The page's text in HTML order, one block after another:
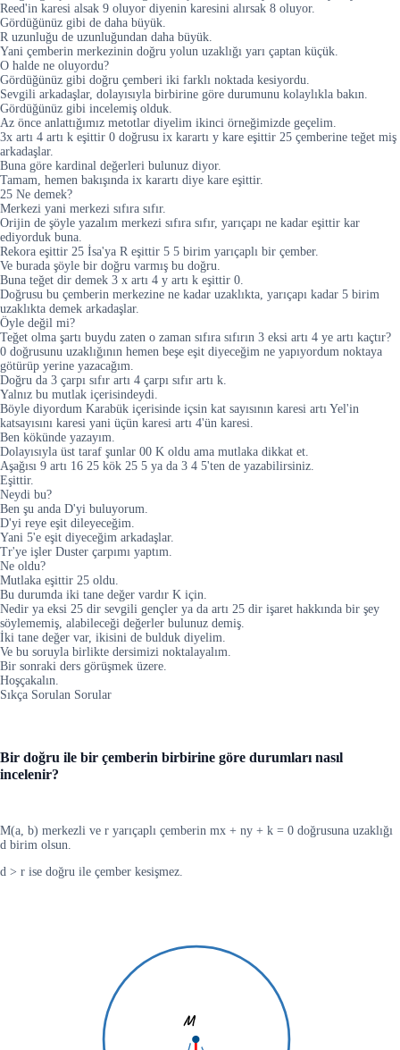
Reed'in karesi alsak 9 oluyor diyenin karesini alırsak 8 oluyor.
Gördüğünüz gibi de daha büyük.
R uzunluğu de uzunluğundan daha büyük.
Yani çemberin merkezinin doğru yolun uzaklığı yarı çaptan küçük.
O halde ne oluyordu?
Gördüğünüz gibi doğru çemberi iki farklı noktada kesiyordu.
Sevgili arkadaşlar, dolayısıyla birbirine göre durumunu kolaylıkla bakın.
Gördüğünüz gibi incelemiş olduk.
Az önce anlattığımız metotlar diyelim ikinci örneğimizde geçelim.
3x artı 4 artı k eşittir 0 doğrusu ix karartı y kare eşittir 25 çemberine teğet miş
arkadaşlar.
Buna göre kardinal değerleri bulunuz diyor.
Tamam, hemen bakışında ix karartı diye kare eşittir.
25 Ne demek?
Merkezi yani merkezi sıfıra sıfır.
Orijin de şöyle yazalım merkezi sıfıra sıfır, yarıçapı ne kadar eşittir kar
ediyorduk buna.
Rekora eşittir 25 İsa'ya R eşittir 5 5 birim yarıçaplı bir çember.
Ve burada şöyle bir doğru varmış bu doğru.
Buna teğet dir demek 3 x artı 4 y artı k eşittir 0.
Doğrusu bu çemberin merkezine ne kadar uzaklıkta, yarıçapı kadar 5 birim
uzaklıkta demek arkadaşlar.
Öyle değil mi?
Teğet olma şartı buydu zaten o zaman sıfıra sıfırın 3 eksi artı 4 ye artı kaçtır?
0 doğrusunu uzaklığının hemen beşe eşit diyeceğim ne yapıyordum noktaya
götürüp yerine yazacağım.
Doğru da 3 çarpı sıfır artı 4 çarpı sıfır artı k.
Yalnız bu mutlak içerisindeydi.
Böyle diyordum Karabük içerisinde içsin kat sayısının karesi artı Yel'in
katsayısını karesi yani üçün karesi artı 4'ün karesi.
Ben kökünde yazayım.
Dolayısıyla üst taraf şunlar 00 K oldu ama mutlaka dikkat et.
Aşağısı 9 artı 16 25 kök 25 5 ya da 3 4 5'ten de yazabilirsiniz.
Eşittir.
Neydi bu?
Ben şu anda D'yi buluyorum.
D'yi reye eşit dileyeceğim.
Yani 5'e eşit diyeceğim arkadaşlar.
Tr'ye işler Duster çarpımı yaptım.
Ne oldu?
Mutlaka eşittir 25 oldu.
Bu durumda iki tane değer vardır K için.
Nedir ya eksi 25 dir sevgili gençler ya da artı 25 dir işaret hakkında bir şey
söylememiş, alabileceği değerler bulunuz demiş.
İki tane değer var, ikisini de bulduk diyelim.
Ve bu soruyla birlikte dersimizi noktalayalım.
Bir sonraki ders görüşmek üzere.
Hoşçakalın.
Sıkça Sorulan Sorular
Bir doğru ile bir çemberin birbirine göre durumları nasıl
incelenir?
M(a, b) merkezli ve r yarıçaplı çemberin mx + ny + k = 0 doğrusuna uzaklığı
d birim olsun.
d > r ise doğru ile çember kesişmez.